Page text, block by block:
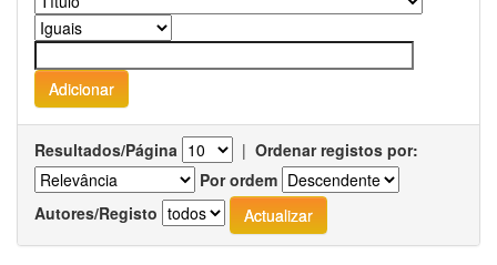
Resultados/Página | Ordenar registos por:
Por ordem
Autores/Registo